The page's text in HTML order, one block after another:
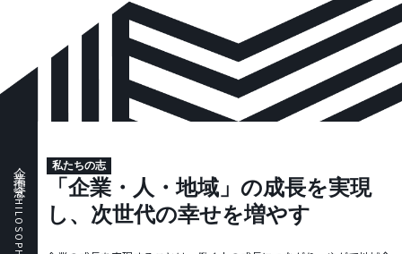
企業理念
PHILOSOPHY
私たちの志
「企業・人・地域」の成長を実現
し、 次世代の幸せを増やす